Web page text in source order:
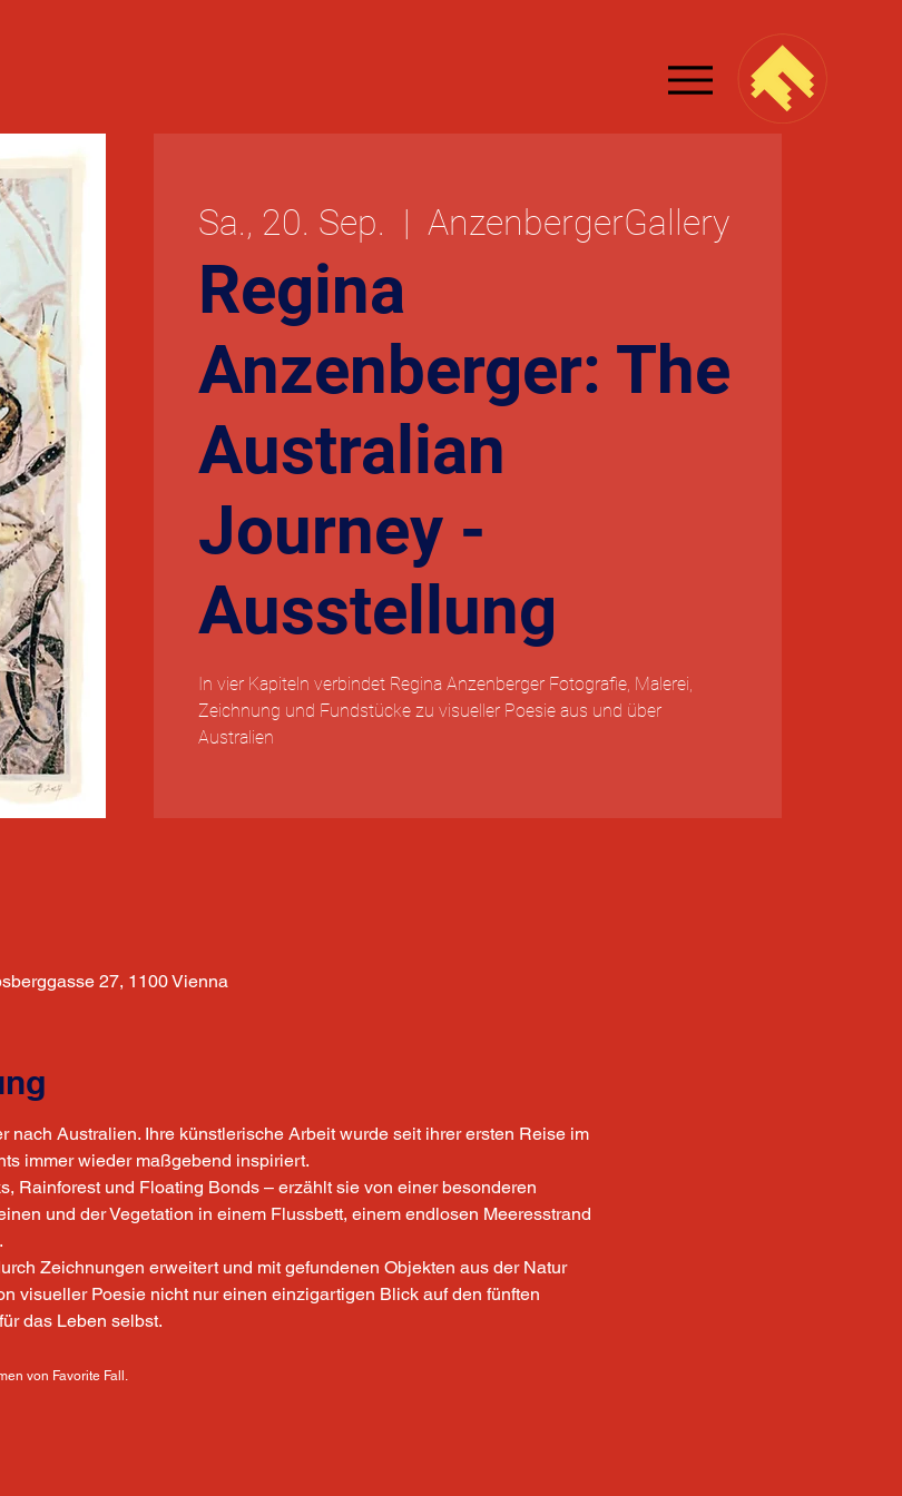
Sa., 20. Sep.
  |
AnzenbergerGallery
Regina
Anzenberger: The
Australian
Journey -
Ausstellung
In vier Kapiteln verbindet Regina Anzenberger Fotografie, Malerei,
Zeichnung und Fundstücke zu visueller Poesie aus und über
Australien
27, 1100 Vienna
nach Australien. Ihre künstlerische Arbeit wurde seit ihrer ersten Reise im
immer wieder maßgebend inspiriert.
Rainforest und Floating Bonds – erzählt sie von einer besonderen
und der Vegetation in einem Flussbett, einem endlosen Meeresstrand
Zeichnungen erweitert und mit gefundenen Objekten aus der Natur
visueller Poesie nicht nur einen einzigartigen Blick auf den fünften
das Leben selbst.
von Favorite Fall.